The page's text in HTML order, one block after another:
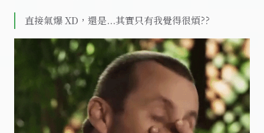
直接氣爆 XD，還是...其實只有我覺得很煩??